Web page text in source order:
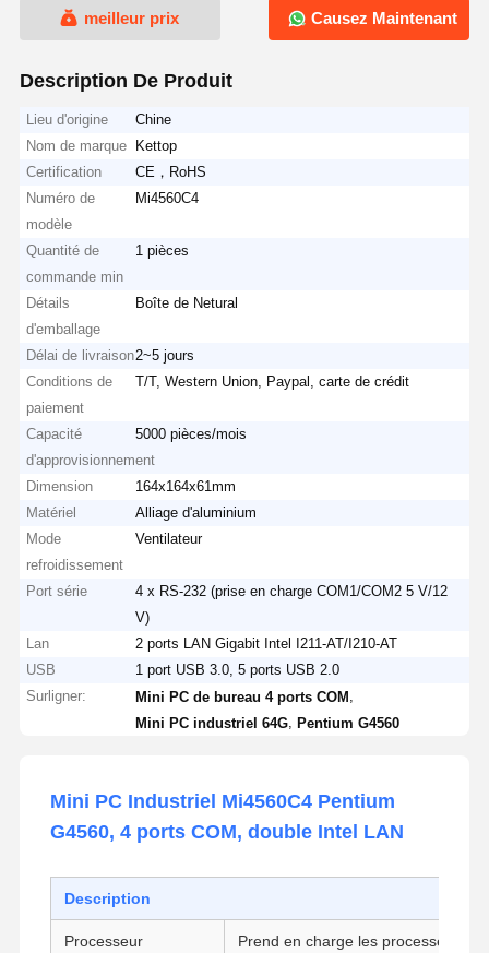
meilleur prix Causez Maintenant
Description De Produit
Lieu d'origine
Chine
Nom de marque
Kettop
Certification
CE，RoHS
Numéro de
modèle
Mi4560C4
Quantité de
commande min
1 pièces
Détails
d'emballage
Boîte de Netural
Délai de livraison2~5 jours
Conditions de
paiement
T/T, Western Union, Paypal, carte de crédit
Capacité
d'approvisionnement
5000 pièces/mois
Dimension
164x164x61mm
Matériel
Alliage d'aluminium
Mode
refroidissement
Ventilateur
Port série
4 x RS-232 (prise en charge COM1/COM2 5 V/12
V)
Lan
2 ports LAN Gigabit Intel I211-AT/I210-AT
USB
1 port USB 3.0, 5 ports USB 2.0
Surligner:
Mini PC de bureau 4 ports COM
Mini PC industriel 64G ,Pentium G4560
Mini PC Industriel Mi4560C4 Pentium
G4560, 4 ports COM, double Intel LAN
Description
Processeur
Prend en charge les processeurs